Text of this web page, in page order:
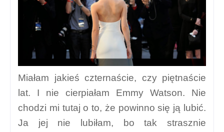
Miałam jakieś czternaście, czy piętnaście
lat. I nie cierpiałam Emmy Watson. Nie
chodzi mi tutaj o to, że powinno się ją lubić.
Ja jej nie lubiłam, bo tak strasznie